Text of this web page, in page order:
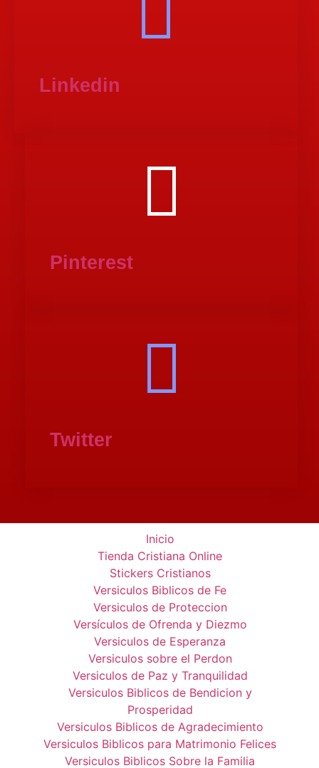
Linkedin
Pinterest
Twitter
Inicio
Tienda Cristiana Online
Stickers Cristianos
Versiculos Biblicos de Fe
Versiculos de Proteccion
Versículos de Ofrenda y Diezmo
Versiculos de Esperanza
Versiculos sobre el Perdon
Versiculos de Paz y Tranquilidad
Versiculos Biblicos de Bendicion y
Prosperidad
Versiculos Biblicos de Agradecimiento
Versiculos Biblicos para Matrimonio Felices
Versiculos Biblicos Sobre la Familia